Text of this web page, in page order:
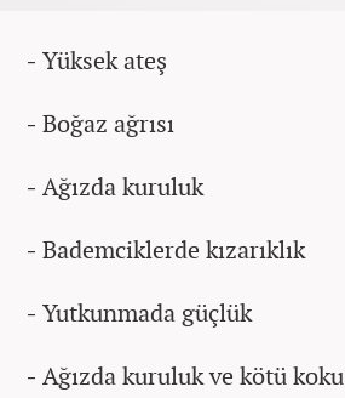
- Yüksek ateş
- Boğaz ağrısı
- Ağızda kuruluk
- Bademciklerde kızarıklık
- Yutkunmada güçlük
- Ağızda kuruluk ve kötü koku